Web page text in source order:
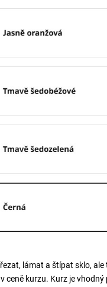
lámat a štípat sklo,
ceně kurzu. Kurz je